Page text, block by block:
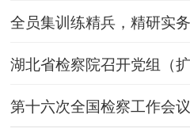
关志鸥走访省人大常委会
教育会
全员集训练精兵，精研实
湖北省检察院召开党组（
第十六次全国检察工作会